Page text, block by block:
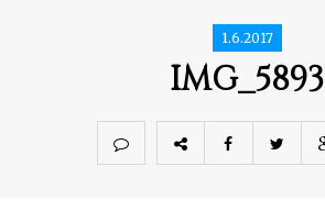
1.6.2017
IMG_5893